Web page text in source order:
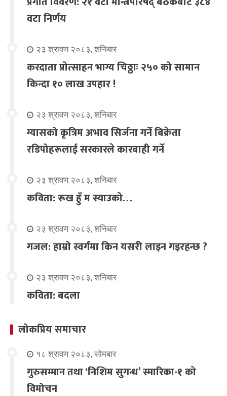
वटा निर्णय
२३ श्रावण २०८३, शनिबार
करदाता प्रोत्साहन भाग्य चिठ्ठाः २५० को सामान
किन्दा १० लाख उपहार !
२३ श्रावण २०८३, शनिबार
ग्यासको कृत्रिम अभाव सिर्जना गर्ने बिक्रेता
रडिपोहरूलाई सरकारले कारबाही गर्ने
२३ श्रावण २०८३, शनिबार
कविता: रूख हुँ म स्याउको…
२३ श्रावण २०८३, शनिबार
गजल: हाम्रो स्वर्गमा किन यसरी लाइन गइरहन्छ ?
२३ श्रावण २०८३, शनिबार
कविता: बदला
लोकप्रिय समाचार
१८ श्रावण २०८३, सोमबार
गुरुसम्मान तथा ‘निशिम सुगन्ध’ स्मारिका-१ को
विमोचन